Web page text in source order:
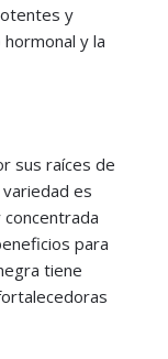
y
y la
sus raíces de
es
para
tiene